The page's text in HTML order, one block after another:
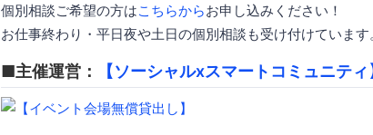
個別相談ご希望の方はこちらからお申し込みください！
お仕事終わり・平日夜や土日の個別相談も受け付けています
■主催運営： 【ソーシャルxスマートコミュニテ